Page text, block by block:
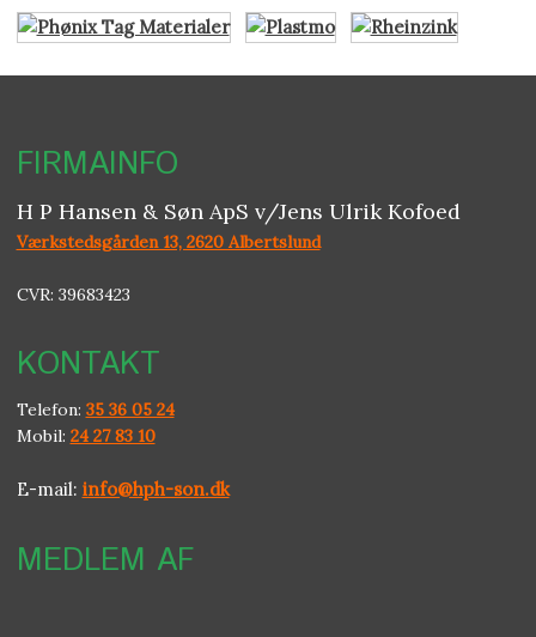
FIRMAINFO​
H P Hansen & Søn ApS v/Jens Ulrik Kofoed
Værkstedsgården 13, 2620 Albertslund
CVR: 39683423
KONTAKT​
Telefon: 35 36 05 24
Mobil: 24 27 83 10
E-mail: info@hph-son.dk
MEDLEM AF​